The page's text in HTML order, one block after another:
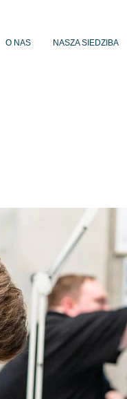
O NAS NASZA SIEDZIBA